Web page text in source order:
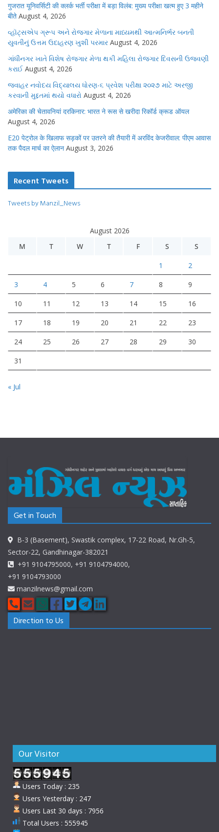
गुजरात यूनिवर्सिटी की क्लर्क भर्ती परीक्षा में बड़ा विलंब: मुख्य परीक्षा खत्म हुए 3 महीने
बीते August 4, 2026
વ્હૉટ્સએપ ગ્રૂપ અને રોજગાર મેળાના માધ્યમથી આત્મનિર્ભર બનતી
યુવતીનું ઉત્તમ ઉદાહરણ ખુશી પરમાર August 4, 2026
ગાંધીનગર ખાતે વિશેષ રોજગાર મેળા થકી મહિલા રોજગાર દિવસની ઉજવણી
કરાઈ August 4, 2026
જવાહર નવોદય વિદ્યાલય ધોરણ-૬ પ્રવેશ પરીક્ષા ૨૦૨૭ માટે અરજી
કરવાની મુદ્દતમાં થયો વધારો August 4, 2026
अमेरिका की चेतावनियां दरकिनार: भारत ने रूस से खरीदा रिकॉर्ड क्रूड ऑयल
August 4, 2026
E20 पेट्रोल के खिलाफ सड़कों पर उतरने की तैयारी में अरविंद केजरीवाल: पीएम आवास
तक पैदल मार्च का ऐलान August 3, 2026
Recent Tweets
Tweets by Manzil_News
August 2026
M
T W T F S S
1 2
3 4 5 6 7 8 9
10 11 12 13 14 15 16
17 18 19 20 21 22 23
24 25 26 27 28 29 30
31
« Jul
Get in Touch
B-3 (Basement), Swastik complex, 17-22 Road, Nr.Gh-5,
Sector-22, Gandhinagar-382021
+91 9104795000, +91 9104794000,
+91 9104793000
manzilnews@gmail.com
Direction to Us
Our Visitor
Users Today : 235
Users Yesterday : 247
Users Last 30 days : 7956
Total Users : 555945